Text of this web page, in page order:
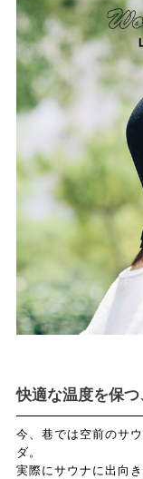
快適な温度を保
今、巷では空前のサ
ダ。
実際にサウナに出向